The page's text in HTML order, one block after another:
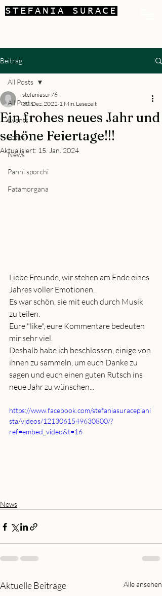
STEFANIA SURACE
Beitrag
All Posts
Events
Fotos
News
Panni sporchi
Fatamorgana
All Posts
Ein frohes neues Jahr und
schöne Feiertage!!!
stefaniasur76
30. Dez. 2022 1 Min. Lesezeit
Aktualisiert: 15. Jan. 2024
Liebe Freunde, wir stehen am Ende eines
Jahres voller Emotionen.
Es war schön, sie mit euch durch Musik
zu teilen.
Eure "like", eure Kommentare bedeuten
mir sehr viel.
Deshalb habe ich beschlossen, einige von
ihnen zu sammeln, um euch Danke zu
sagen und euch einen guten Rutsch ins
neue Jahr zu wünschen...
https://www.facebook.com/stefaniasuracepiani
sta/videos/1213061549630800/?
ref=embed_video&t=16
News
Aktuelle Beiträge Alle ansehen